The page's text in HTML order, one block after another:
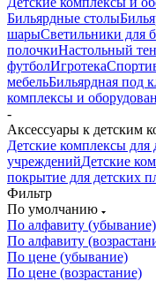
Бильярдные столы
шарыСветильники для
полочкиНастольный
футболИгротека
мебельБильярдная под
комплексы и
-
Аксессуары к детским
Детские комплексы для
учрежденийДетские
покрытие для детских
Фильтр
По умолчанию
По алфавиту (убывание)
По алфавиту
По цене (убывание)
По цене (возрастание)